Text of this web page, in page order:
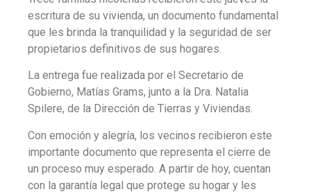
escritura de su vivienda, un documento fundamental
que les brinda la tranquilidad y la seguridad de ser
propietarios definitivos de sus hogares.
La entrega fue realizada por el Secretario de
Gobierno, Matías Grams, junto a la Dra. Natalia
Spilere, de la Dirección de Tierras y Viviendas.
Con emoción y alegría, los vecinos recibieron este
importante documento que representa el cierre de
un proceso muy esperado. A partir de hoy, cuentan
con la garantía legal que protege su hogar y les